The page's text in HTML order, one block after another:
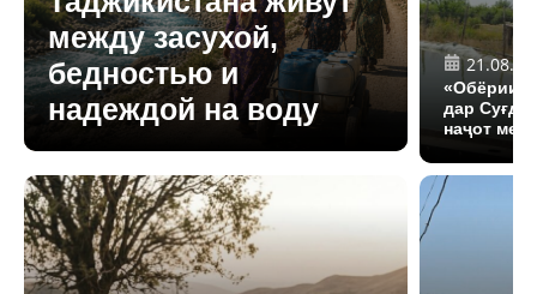
между засухой,
бедностью и
надеждой на воду
«Обёрии
дар Суғд
наҷот